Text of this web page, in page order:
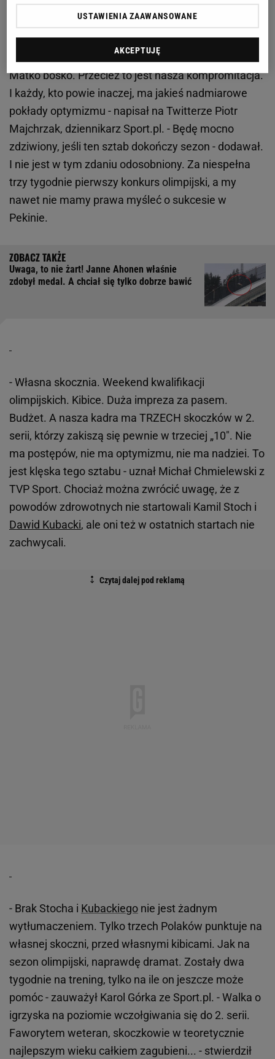
cud. Sztab w opałach
Po zawodach w sieci wrze. Eksperci nie
pozostawiają suchej nitki na polskiej reprezentacji. -
Matko bosko. Przecież to jest nasza kompromitacja.
I każdy, kto powie inaczej, ma jakieś nadmiarowe
pokłady optymizmu - napisał na Twitterze Piotr
Majchrzak, dziennikarz Sport.pl. - Będę mocno
zdziwiony, jeśli ten sztab dokończy sezon - dodawał.
I nie jest w tym zdaniu odosobniony. Za niespełna
trzy tygodnie pierwszy konkurs olimpijski, a my
nawet nie mamy prawa myśleć o sukcesie w
Pekinie.
Uwaga, to nie żart! Janne Ahonen właśnie
zdobył medal. A chciał się tylko dobrze bawić
- Własna skocznia. Weekend kwalifikacji
olimpijskich. Kibice. Duża impreza za pasem.
Budżet. A nasza kadra ma TRZECH skoczków w 2.
serii, którzy zakiszą się pewnie w trzeciej „10". Nie
ma postępów, nie ma optymizmu, nie ma nadziei. To
jest klęska tego sztabu - uznał Michał Chmielewski z
TVP Sport. Chociaż można zwrócić uwagę, że z
powodów zdrowotnych nie startowali Kamil Stoch i
Dawid Kubacki, ale oni też w ostatnich startach nie
zachwycali.
- Brak Stocha i Kubackiego nie jest żadnym
wytłumaczeniem. Tylko trzech Polaków punktuje na
własnej skoczni, przed własnymi kibicami. Jak na
sezon olimpijski, naprawdę dramat. Zostały dwa
tygodnie na trening, tylko na ile on jeszcze może
pomóc - zauważył Karol Górka ze Sport.pl. - Walka o
igrzyska na poziomie wczołgiwania się do 2. serii.
Faworytem weteran, skoczkowie w teoretycznie
najlepszym wieku całkiem zagubieni... - stwierdził
USTAWIENIA ZAAWANSOWANE
AKCEPTUJĘ